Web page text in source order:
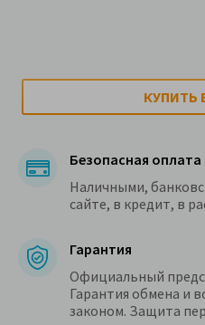
КУПИТЬ
Безопасная оплата
Наличными,
сайте, в кредит, в
Гарантия
Официальный
Гарантия обмена и
законом. Защита